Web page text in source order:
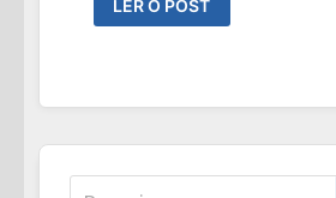
ALERTAS
VERMELHOS
BRASIL
LER O POST
Pesquisar